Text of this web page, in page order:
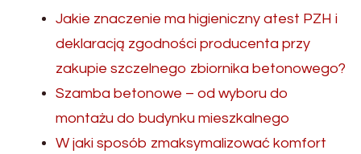
Jakie znaczenie ma higieniczny atest PZH i
deklaracją zgodności producenta przy
zakupie szczelnego zbiornika betonowego?
Szamba betonowe – od wyboru do
montażu do budynku mieszkalnego
W jaki sposób zmaksymalizować komfort